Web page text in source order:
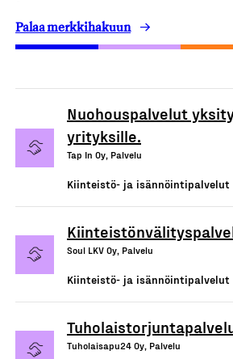
Palaa merkkihakuun
Nuohouspalvelut
yrityksille.
Tap In Oy, Palvelu
Kiinteistö- ja isännöintipalvelut
Soul LKV Oy, Palvelu
Kiinteistö- ja isännöintipalvelut
Tuholaisapu24 Oy, Palvelu